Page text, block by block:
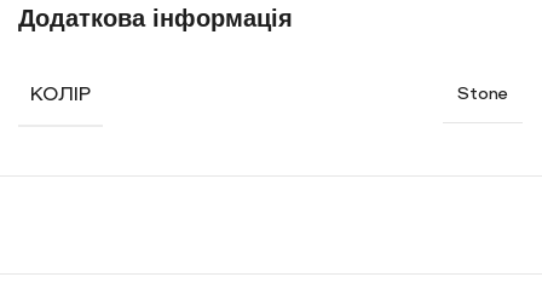
Додаткова інформація
КОЛІР Stone